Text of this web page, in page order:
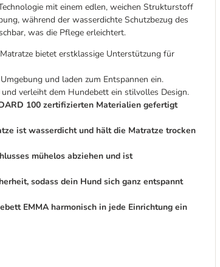
mit einem edlen, weichen Strukturstoff
während der wasserdichte Schutzbezug des
was die Pflege erleichtert.
bietet erstklassige Unterstützung für
und laden zum Entspannen ein.
verleiht dem Hundebett ein stilvolles Design.
100 zertifizierten Materialien gefertigt
ist wasserdicht und hält die Matratze trocken
mühelos abziehen und ist
sodass dein Hund sich ganz entspannt
EMMA harmonisch in jede Einrichtung ein